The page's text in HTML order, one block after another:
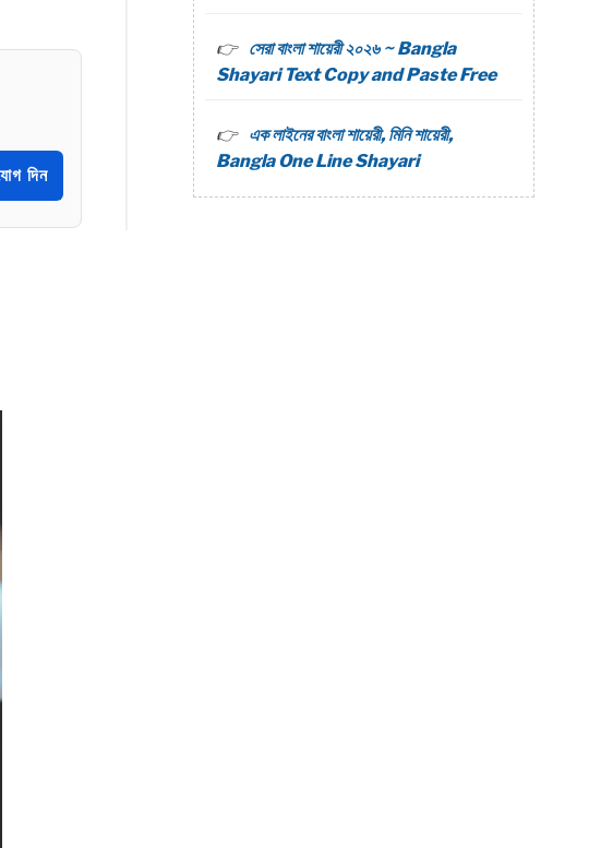
দিন
সেরা বাংলা শায়েরী ২০২৬ ~ Bangla
Shayari Text Copy and Paste Free
এক লাইনের বাংলা শায়েরী, মিনি শায়েরী,
Bangla One Line Shayari